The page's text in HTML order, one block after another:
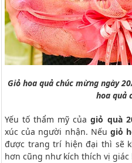
Giỏ hoa quả chúc mừng ngày
hoa quả
Yếu tố thẩm mỹ củagiỏ quà
xúc của người nhận. Nếu giỏ
được trang trí hiện đại thì sẽ
hơn cũng như kích thích vị giác